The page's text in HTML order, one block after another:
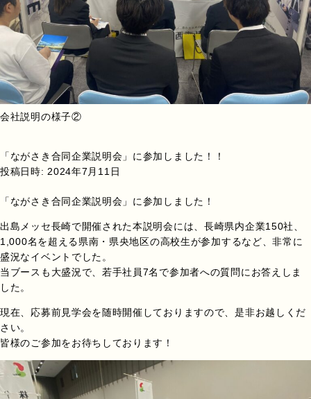
会社説明の様子②
「ながさき合同企業説明会」に参加しました！！
投稿日時: 2024年7月11日
「ながさき合同企業説明会」に参加しました！
出島メッセ長崎で開催された本説明会には、長崎県内企業150社、
1,000名を超える県南・県央地区の高校生が参加するなど、非常に
盛況なイベントでした。
当ブースも大盛況で、若手社員7名で参加者への質問にお答えしま
した。
現在、応募前見学会を随時開催しておりますので、是非お越しくだ
さい。
皆様のご参加をお待ちしております！